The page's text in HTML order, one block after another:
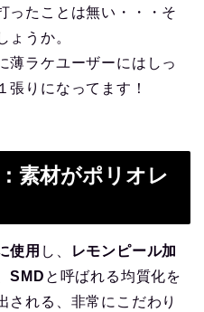
ったことは無い・・・そ
ょうか。
薄ラケユーザーにはしっ
張りになってます！
素材がポリオレ
使用 し、
レモンピール加
SMD と呼ばれる均質化を
される、非常にこだわり